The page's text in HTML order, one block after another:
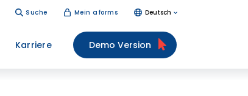
Suche Mein aforms Deutsch
Karriere Demo Version